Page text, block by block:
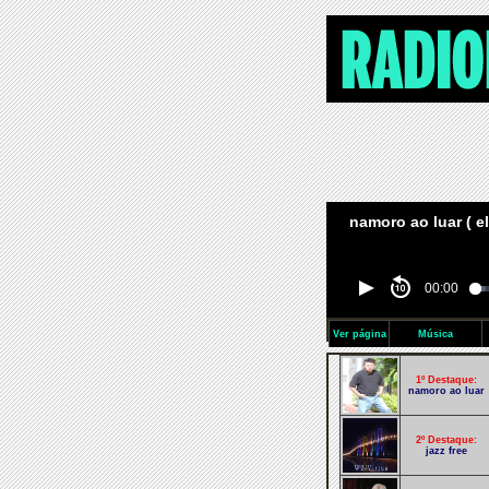
namoro ao luar (
00:00
Ver página Música
1º Destaque:
namoro ao luar
2º Destaque:
jazz free